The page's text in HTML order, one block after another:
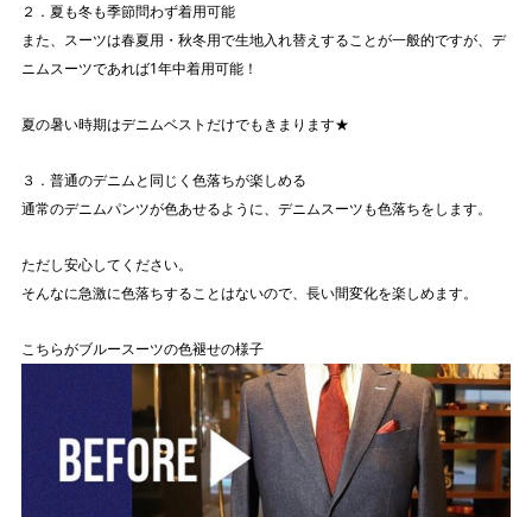
２．夏も冬も季節問わず着用可能
また、スーツは春夏用・秋冬用で生地入れ替えすることが一般的ですが、デ
ニムスーツであれば1年中着用可能！
夏の暑い時期はデニムベストだけでもきまります★
３．普通のデニムと同じく色落ちが楽しめる
通常のデニムパンツが色あせるように、デニムスーツも色落ちをします。
ただし安心してください。
そんなに急激に色落ちすることはないので、長い間変化を楽しめます。
こちらがブルースーツの色褪せの様子